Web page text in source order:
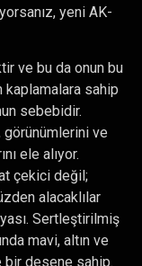
yeni AK-
ve bu da onun bu
kaplamalara sahip
sebebidir.
ve
ele alıyor.
çekici değil;
alacaklılar
Sertleştirilmiş
mavi, altın ve
bir desene sahip.